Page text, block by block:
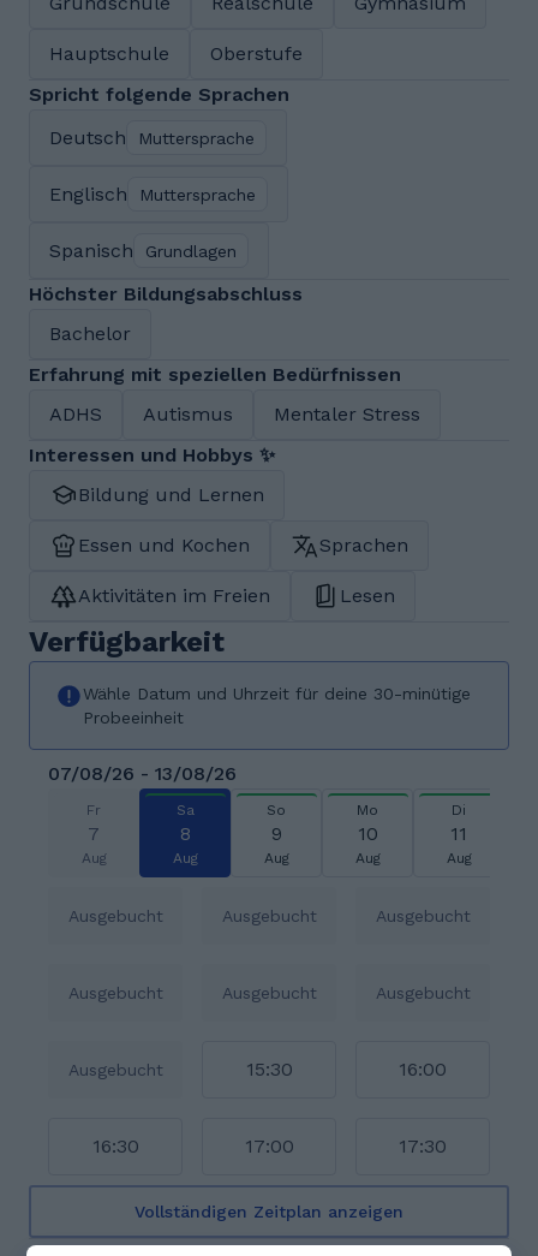
Hauptschule
Oberstufe
Spricht folgende Sprachen
Deutsch
Muttersprache
Englisch Muttersprache
Spanisch Grundlagen
Höchster Bildungsabschluss
Bachelor
Erfahrung mit speziellen Bedürfnissen
ADHS
Autismus
Mentaler Stress
Interessen und Hobbys ✨
Bildung und Lernen
Essen und Kochen Sprachen
Aktivitäten im Freien Lesen
Verfügbarkeit
Wähle Datum und Uhrzeit für deine 30-minütige
Probeeinheit
07/08/26 - 13/08/26
Fr
7
Aug
Sa
8
Aug
So
9
Aug
Mo
10
Aug
Di
11
Aug
Ausgebucht Ausgebucht Ausgebucht
Ausgebucht Ausgebucht Ausgebucht
Ausgebucht 15:30 16:00
16:30 17:00 17:30
Vollständigen Zeitplan anzeigen